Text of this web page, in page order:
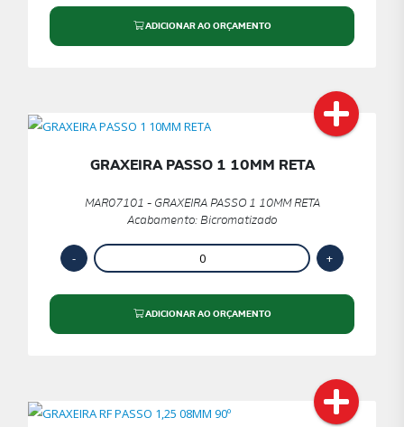
ADICIONAR AO ORÇAMENTO
GRAXEIRA PASSO 1 10MM RETA
MAR07101 - GRAXEIRA PASSO 1 10MM RETA
Acabamento: Bicromatizado
ADICIONAR AO ORÇAMENTO